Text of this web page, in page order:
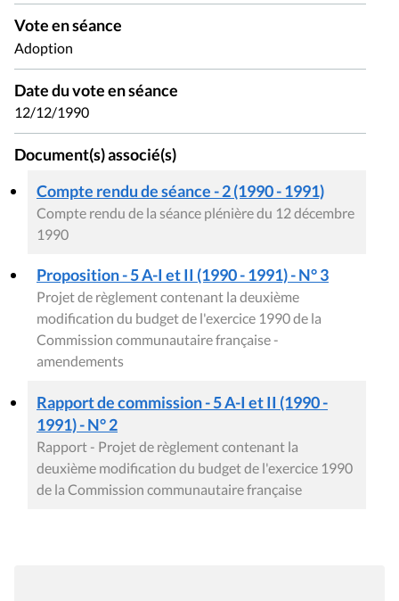
Vote en séance
Adoption
Date du vote en séance
12/12/1990
Document(s) associé(s)
Compte rendu de séance - 2 (1990 - 1991)
Compte rendu de la séance plénière du 12 décembre
1990
Proposition - 5 A-I et II (1990 - 1991) - N° 3
Projet de règlement contenant la deuxième
modification du budget de l'exercice 1990 de la
Commission communautaire française -
amendements
Rapport de commission - 5 A-I et II (1990 -
1991) - N° 2
Rapport - Projet de règlement contenant la
deuxième modification du budget de l'exercice 1990
de la Commission communautaire française